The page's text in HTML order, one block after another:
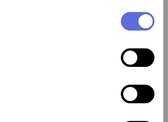
und Veranstaltungen